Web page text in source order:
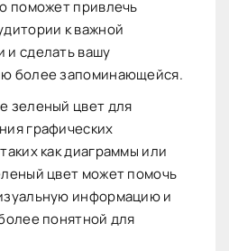
поможет привлечь
к важной
и сделать вашу
более запоминающейся.
зеленый цвет для
графических
как диаграммы или
цвет может помочь
информацию и
понятной для